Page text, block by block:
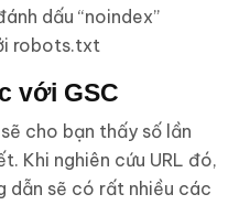
dấu “noindex”
robots.txt
với GSC
cho bạn thấy số lần
Khi nghiên cứu URL đó,
dẫn sẽ có rất nhiều các